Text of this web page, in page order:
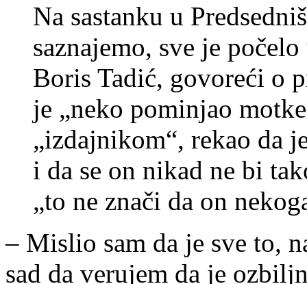
Na sastanku u
saznajemo, sve je
Boris Tadić, govoreći o
je „neko pominjao
„izdajnikom“, rekao da
i da se on nikad ne bi
„to ne znači da on
– Mislio sam da je sve to,
sad da verujem da je